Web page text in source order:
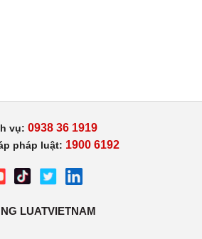
vụ: 0938 36 1919
pháp luật: 1900 6192
LUATVIETNAM